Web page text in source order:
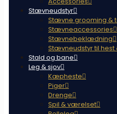
Stævneudstyr
Stævne grooming &
Stævneaccessories
Stævnebeklædning
Stævneudstyr til hest
Stald og bane
Leg & sjov
Kæpheste
Piger
Drenge
Spil & værelset